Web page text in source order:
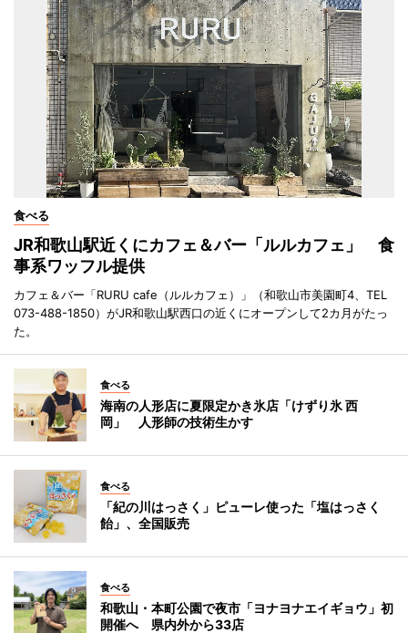
食べる
JR和歌山駅近くにカフェ＆バー「ルルカフェ」 食
事系ワッフル提供
カフェ＆バー「RURU cafe（ルルカフェ）」（和歌山市美園町4、TEL
073-488-1850）がJR和歌山駅西口の近くにオープンして2カ月がたっ
た。
食べる
海南の人形店に夏限定かき氷店「けずり氷 西
岡」 人形師の技術生かす
食べる
「紀の川はっさく」ピューレ使った「塩はっさく
飴」、全国販売
食べる
和歌山・本町公園で夜市「ヨナヨナエイギョウ」初
開催へ 県内外から33店